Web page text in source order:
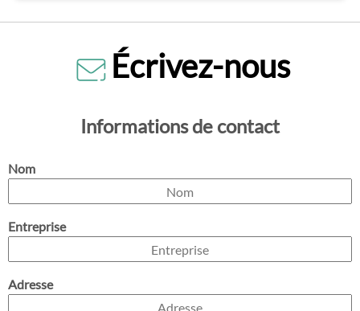
Écrivez-nous
Informations de contact
Nom
Entreprise
Adresse